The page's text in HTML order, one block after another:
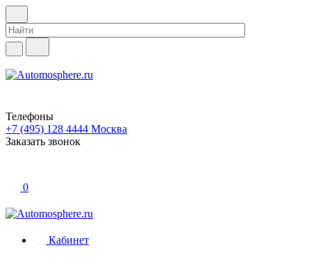
Телефоны
+7 (495) 128 4444 Москва
Заказать звонок
0
Кабинет